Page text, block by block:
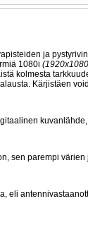
ja pystyrivin
1080i
kolmesta
Kärjistäen
sen parempi värien
eli